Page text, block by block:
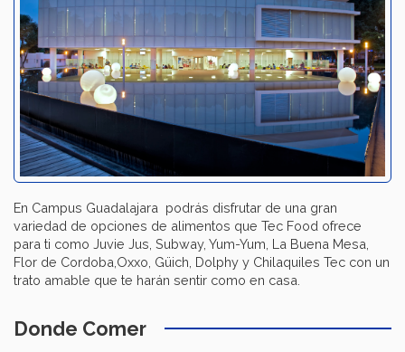
En Campus Guadalajara podrás disfrutar de una gran
variedad de opciones de alimentos que Tec Food ofrece
para ti como Juvie Jus, Subway, Yum-Yum, La Buena Mesa,
Flor de Cordoba,Oxxo, Güich, Dolphy y Chilaquiles Tec con un
trato amable que te harán sentir como en casa.
Donde Comer